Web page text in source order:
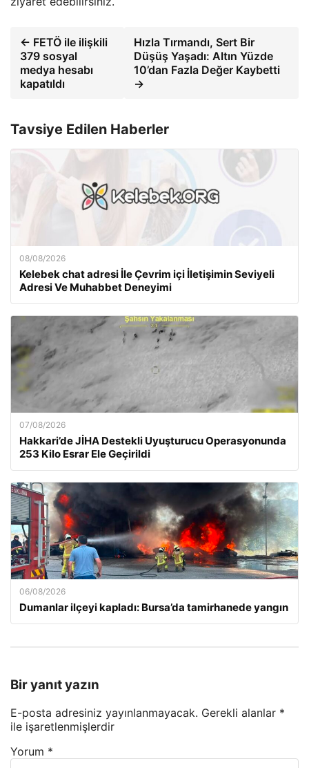
← FETÖ ile ilişkili
379 sosyal
medya hesabı
kapatıldı
Hızla Tırmandı, Sert Bir
Düşüş Yaşadı: Altın Yüzde
10’dan Fazla Değer Kaybetti
→
Tavsiye Edilen Haberler
08/08/2026
Kelebek chat adresi İle Çevrim içi İletişimin Seviyeli
Adresi Ve Muhabbet Deneyimi
07/08/2026
Hakkari’de JİHA Destekli Uyuşturucu Operasyonunda
253 Kilo Esrar Ele Geçirildi
06/08/2026
Dumanlar ilçeyi kapladı: Bursa’da tamirhanede yangın
Bir yanıt yazın
E-posta adresiniz yayınlanmayacak. Gerekli alanlar *
ile işaretlenmişlerdir
Yorum *